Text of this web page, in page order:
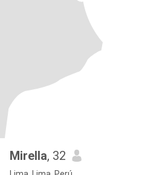
Mirella, 32